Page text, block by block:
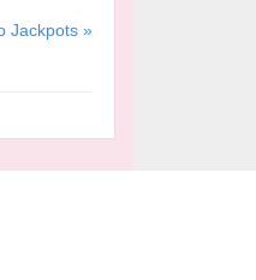
Jackpots »